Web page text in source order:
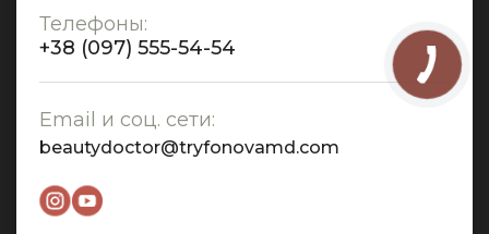
Телефоны:
+38 (097) 555-54-54
Email и соц. сети:
beautydoctor@tryfonovamd.com